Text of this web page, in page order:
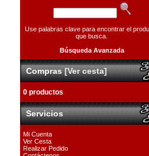
Use palabras clave para encontrar el
que busca.
Búsqueda Avanzada
Compras[Ver cesta]
0 productos
Servicios
Mi Cuenta
Ver Cesta
Realizar Pedido